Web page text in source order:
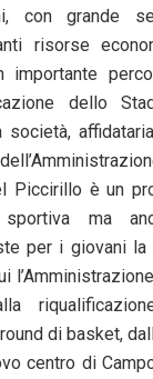
con grande
risorse
importante
dello
Piccirillo è un
ma
per i giovani
di basket,
centro di